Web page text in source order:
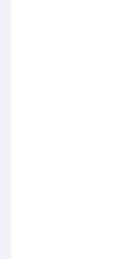
यह टूल प्रिटीयर
ऑनलाइन SCSS कोड
क्लिक सौंदर्यीकरण,
बुद्धिमान
इंस्टॉलेशन-मुक्त और
है। यह SCSS
स्थिरता में तेज़ी से
यह दैनिक विकास में
प्रूफरीडिंग और
वास्तविक विकास में
फ़ाइलों और असंगत